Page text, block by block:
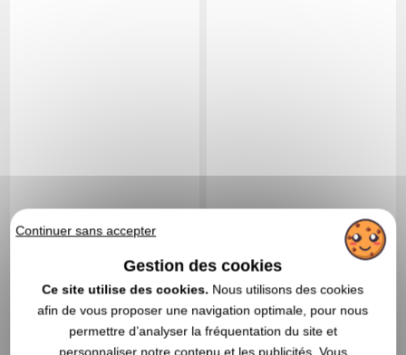
A partir de HT
: 2 549 articles
DEVIS EXPRESS
HT
En stock: 2 543 articles
DEVIS EXPRESS
Result
Réf. 00015V0138912 Réf. 01409V0183379
Continuer sans accepter
Gestion des cookies
Ce site utilise des cookies. Nous utilisons des cookies
afin de vous proposer une navigation optimale, pour nous
permettre d’analyser la fréquentation du site et
personnaliser notre contenu et les publicités. Vous